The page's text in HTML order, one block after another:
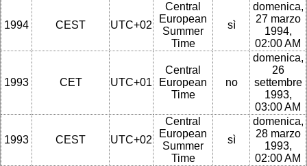
1994 CEST UTC+02
Central
European
Summer
Time
sì
domenica,
27 marzo
1994,
02:00 AM
1993 CET UTC+01
Central
European
Time
no
domenica,
26
settembre
1993,
03:00 AM
1993 CEST UTC+02
Central
European
Summer
Time
sì
domenica,
28 marzo
1993,
02:00 AM